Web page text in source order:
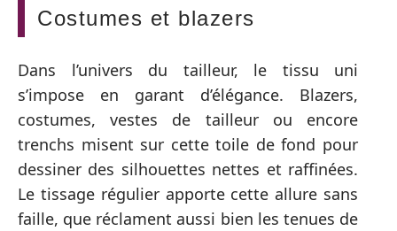
Costumes et blazers
Dans l’univers du tailleur, le tissu uni
s’impose en garant d’élégance. Blazers,
costumes, vestes de tailleur ou encore
trenchs misent sur cette toile de fond pour
dessiner des silhouettes nettes et raffinées.
Le tissage régulier apporte cette allure sans
faille, que réclament aussi bien les tenues de